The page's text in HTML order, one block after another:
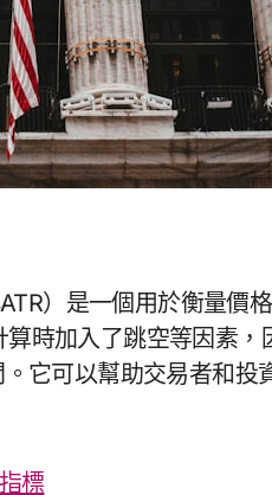
）是一個用於衡量價
時加入了跳空等因素，
它可以幫助交易者和投
標